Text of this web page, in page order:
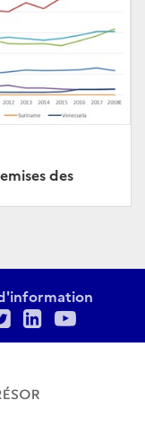
des
TwitterLinkedIn